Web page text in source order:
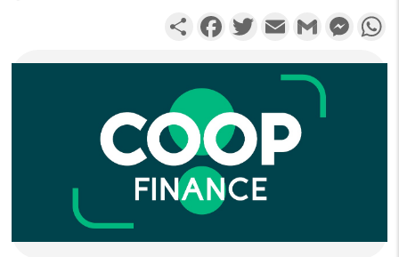
PartagerFacebookTwitterEmail Gmail